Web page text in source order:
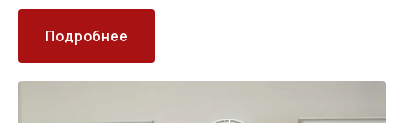
Подробнее